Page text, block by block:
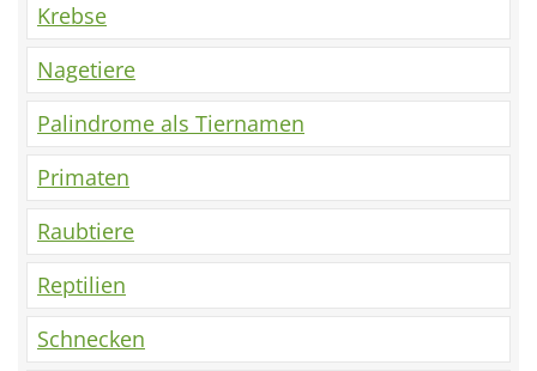
Krebse
Nagetiere
Palindrome als Tiernamen
Primaten
Raubtiere
Reptilien
Schnecken